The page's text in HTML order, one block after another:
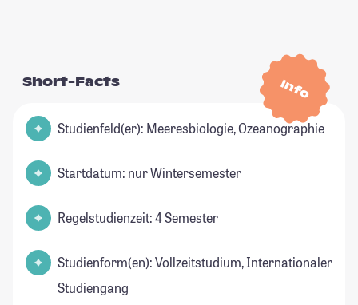
Info
Short-Facts
Studienfeld(er): Meeresbiologie, Ozeanographie
Startdatum: nur Wintersemester
Regelstudienzeit: 4 Semester
Studienform(en): Vollzeitstudium, Internationaler
Studiengang